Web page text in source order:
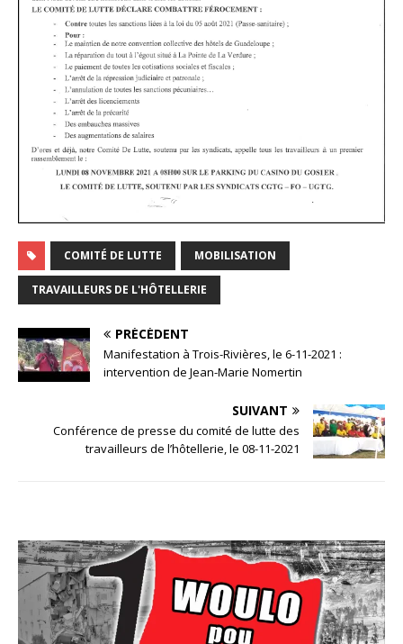
COMITÉ DE LUTTE MOBILISATION
TRAVAILLEURS DE L'HÔTELLERIE
PRÉCÉDENT
Manifestation à Trois-Rivières, le 6-11-2021 :
intervention de Jean-Marie Nomertin
SUIVANT
Conférence de presse du comité de lutte des
travailleurs de l’hôtellerie, le 08-11-2021